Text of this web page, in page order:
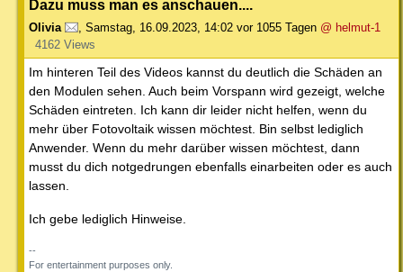
Dazu muss man es anschauen....
Olivia , Samstag, 16.09.2023, 14:02 vor 1055 Tagen @ helmut-1
4162 Views
Im hinteren Teil des Videos kannst du deutlich die Schäden an
den Modulen sehen. Auch beim Vorspann wird gezeigt, welche
Schäden eintreten. Ich kann dir leider nicht helfen, wenn du
mehr über Fotovoltaik wissen möchtest. Bin selbst lediglich
Anwender. Wenn du mehr darüber wissen möchtest, dann
musst du dich notgedrungen ebenfalls einarbeiten oder es auch
lassen.
Ich gebe lediglich Hinweise.
--
For entertainment purposes only.